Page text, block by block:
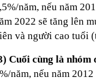
năm, nếu năm
2022 sẽ tăng lên
và người cao tuổi
Cuối cùng là nhóm
năm, nếu năm